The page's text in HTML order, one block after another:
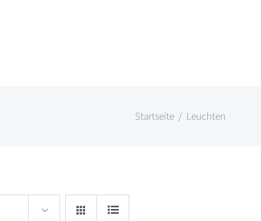
Startseite Leuchten